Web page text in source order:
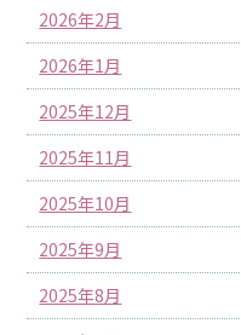
2026年2月
2026年1月
2025年12月
2025年11月
2025年10月
2025年9月
2025年8月